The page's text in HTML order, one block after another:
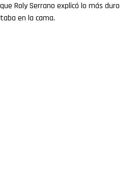
Roly Serrano explicó lo más duro
en la cama.